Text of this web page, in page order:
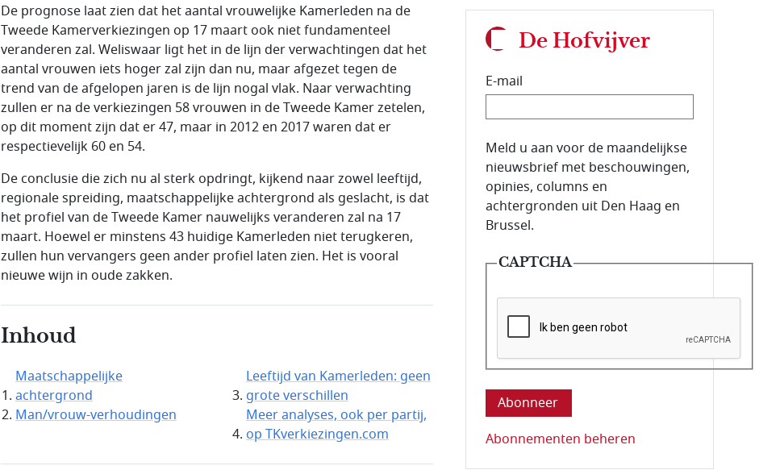
De prognose laat zien dat het aantal vrouwelijke Kamerleden na de
Tweede Kamerverkiezingen op 17 maart ook niet fundamenteel
veranderen zal. Weliswaar ligt het in de lijn der verwachtingen dat het
aantal vrouwen iets hoger zal zijn dan nu, maar afgezet tegen de
trend van de afgelopen jaren is de lijn nogal vlak. Naar verwachting
zullen er na de verkiezingen 58 vrouwen in de Tweede Kamer zetelen,
op dit moment zijn dat er 47, maar in 2012 en 2017 waren dat er
respectievelijk 60 en 54.
De conclusie die zich nu al sterk opdringt, kijkend naar zowel leeftijd,
regionale spreiding, maatschappelijke achtergrond als geslacht, is dat
het profiel van de Tweede Kamer nauwelijks veranderen zal na 17
maart. Hoewel er minstens 43 huidige Kamerleden niet terugkeren,
zullen hun vervangers geen ander profiel laten zien. Het is vooral
nieuwe wijn in oude zakken.
Inhoud
Maatschappelijke
achtergrond
Man/vrouw-verhoudingen
Leeftijd van Kamerleden: geen
grote verschillen
Meer analyses, ook per partij,
op TKverkiezingen.com
De Hofvijver
E-mail
E-mailadres van de abonnee.
Meld u aan voor de maandelijkse
nieuwsbrief met beschouwingen,
opinies, columns en
achtergronden uit Den Haag en
Brussel.
CAPTCHA
Deze vraag is om te controleren dat u
Abonnementen beheren